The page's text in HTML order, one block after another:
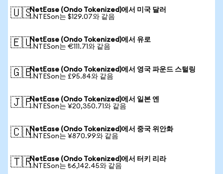
🇺🇸NetEase (Ondo Tokenized)에서 미국 달러
1 NTESon는 $129.07와 같음
🇪🇺NetEase (Ondo Tokenized)에서 유로
1 NTESon는 €111.71와 같음
🇬🇧NetEase (Ondo Tokenized)에서 영국 파운드 스털링
1 NTESon는 £95.84와 같음
🇯🇵NetEase (Ondo Tokenized)에서 일본 엔
1 NTESon는 ¥20,350.71와 같음
🇨🇳NetEase (Ondo Tokenized)에서 중국 위안화
1 NTESon는 ¥870.99와 같음
🇹🇷NetEase (Ondo Tokenized)에서 터키 리라
1 NTESon는 ₺6,142.45와 같음